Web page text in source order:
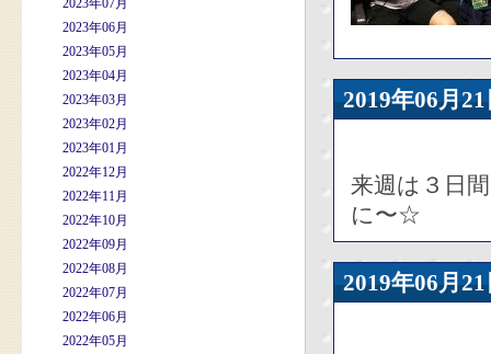
2023年07月
2023年06月
2023年05月
2023年04月
2023年03月
2023年02月
2023年01月
2022年12月
2022年11月
2022年10月
2022年09月
2022年08月
2022年07月
2022年06月
2022年05月
2019年06
来週は３日
に〜☆
2019年06